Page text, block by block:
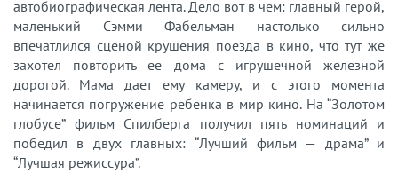
автобиографическая лента. Дело вот в чем: главный герой,
маленький Сэмми Фабельман настолько сильно
впечатлился сценой крушения поезда в кино, что тут же
захотел повторить ее дома с игрушечной железной
дорогой. Мама дает ему камеру, и с этого момента
начинается погружение ребенка в мир кино. На “Золотом
глобусе” фильм Спилберга получил пять номинаций и
победил в двух главных: “Лучший фильм — драма” и
“Лучшая режиссура”.